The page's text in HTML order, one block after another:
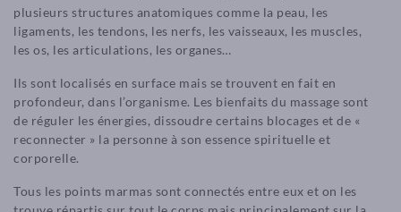
plusieurs structures anatomiques comme la peau, les
ligaments, les tendons, les nerfs, les vaisseaux, les muscles,
les os, les articulations, les organes…
Ils sont localisés en surface mais se trouvent en fait en
profondeur, dans l’organisme. Les bienfaits du massage sont
de réguler les énergies, dissoudre certains blocages et de «
reconnecter » la personne à son essence spirituelle et
corporelle.
Tous les points marmas sont connectés entre eux et on les